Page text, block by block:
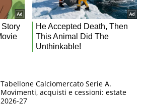
Tabellone Calciomercato Serie A.
Movimenti, acquisti e cessioni: estate
2026-27